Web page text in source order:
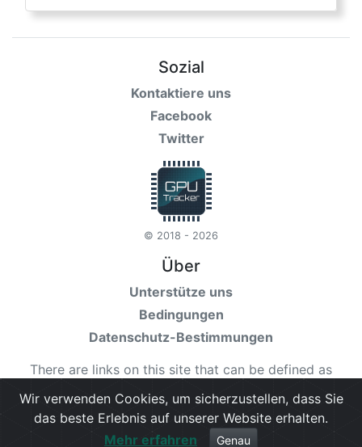
Sozial
Kontaktiere uns
Facebook
Twitter
© 2018 - 2026
Über
Unterstütze uns
Bedingungen
Datenschutz-Bestimmungen
There are links on this site that can be defined as
can be foundhere
Check ourtermsfor more details.
Wir verwenden Cookies, um sicherzustellen, dass Sie
das beste Erlebnis auf unserer Website erhalten.
Mehr erfahren
Genau